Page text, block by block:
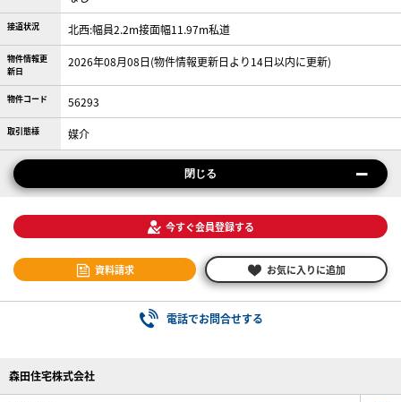
接道状況 北西:幅員2.2m接面幅11.97m私道
物件情報更
新日
2026年08月08日(物件情報更新日より14日以内に更新)
物件コード 56293
取引態様 媒介
閉じる
今すぐ会員登録する
資料請求 お気に入りに追加
電話でお問合せする
森田住宅株式会社